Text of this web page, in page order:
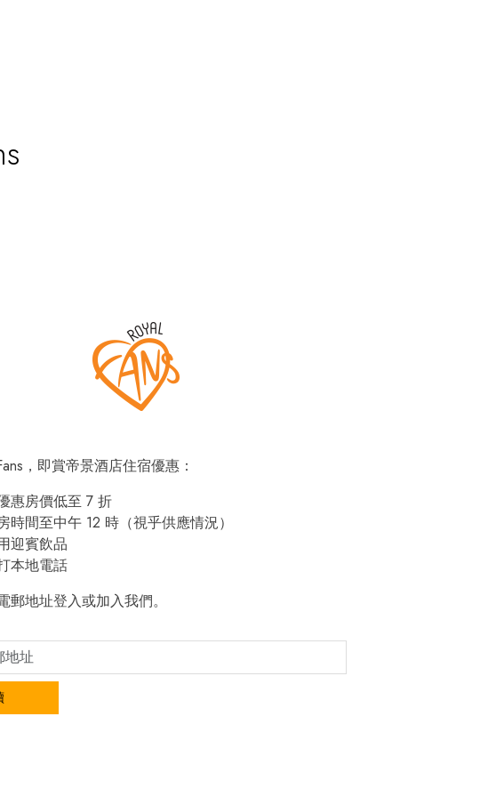
，即賞帝景酒店住宿優惠：
惠房價低至 7 折
時間至中午 12 時（視乎供應情況）
迎賓飲品
本地電話
郵地址登入或加入我們。